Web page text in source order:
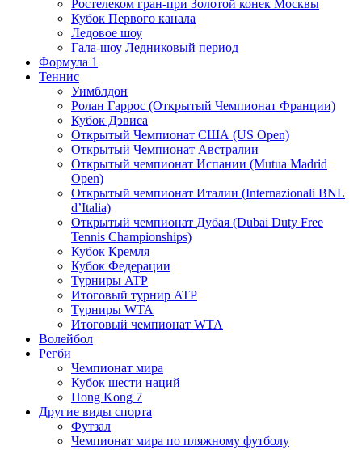
Ростелеком гран-при Золотой конек Москвы
Кубок Первого канала
Ледовое шоу
Гала-шоу Ледниковый период
Формула 1
Теннис
Уимблдон
Ролан Гаррос (Открытый Чемпионат Франции)
Кубок Дэвиса
Открытый Чемпионат США (US Open)
Открытый Чемпионат Австралии
Открытый чемпионат Испании (Mutua Madrid
Open)
Открытый чемпионат Италии (Internazionali BNL
d’Italia)
Открытый чемпионат Дубая (Dubai Duty Free
Tennis Championships)
Кубок Кремля
Кубок Федерации
Турниры ATP
Итоговый турнир ATP
Турниры WTA
Итоговый чемпионат WTA
Волейбол
Регби
Чемпионат мира
Кубок шести наций
Hong Kong 7
Другие виды спорта
Футзал
Чемпионат мира по пляжному футболу